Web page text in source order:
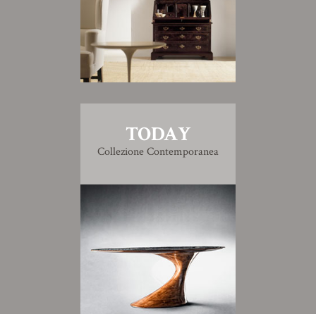
TODAY
Collezione Contemporanea